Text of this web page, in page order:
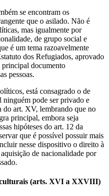
se encontram os
que o asilado. Não é
mas igualmente por
de grupo social e
é um tema razoavelmente
dos Refugiados, aprovado
principal documento
pessoas.
está consagrado o de
ninguém pode ser privado e
do art. XV, lembrando que no
principal, embora seja
hipóteses do art. 12 da
que é possível possuir mais
nesse dispositivo o direito à
de nacionalidade por
culturais (arts. XVI a XXVIII)